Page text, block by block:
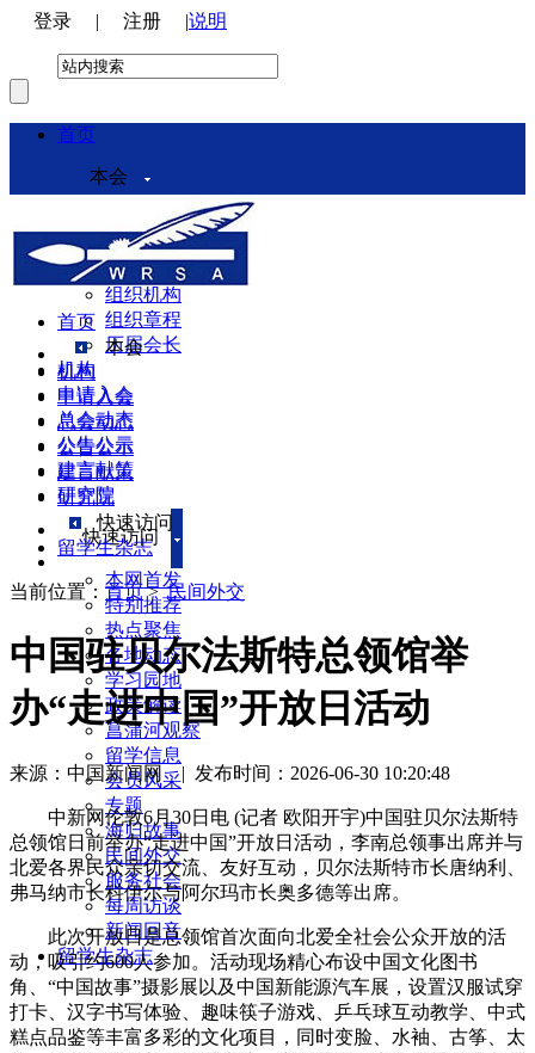
登录 | 注册 |说明
首页
本会
本会介绍
领导机构
理事会
组织机构
组织章程
历届会长
机构
申请入会
总会动态
公告公示
建言献策
研究院
快速访问
本网首发
特别推荐
热点聚焦
各地动态
学习园地
政策解读
菖蒲河观察
留学信息
会员风采
专题
海归故事
民间外交
服务社会
每周访谈
新闻回音
留学生杂志
首页
本会
机构
申请入会
总会动态
公告公示
建言献策
研究院
快速访问
留学生杂志
当前位置： 首页>民间外交
中国驻贝尔法斯特总领馆举
办“走进中国”开放日活动
来源：中国新闻网 | 发布时间：2026-06-30 10:20:48
中新网伦敦6月30日电 (记者 欧阳开宇)中国驻贝尔法斯特
总领馆日前举办“走进中国”开放日活动，李南总领事出席并与
北爱各界民众亲切交流、友好互动，贝尔法斯特市长唐纳利、
弗马纳市长科伊尔与阿尔玛市长奥多德等出席。
此次开放日是总领馆首次面向北爱全社会公众开放的活
动，吸引约600人参加。活动现场精心布设中国文化图书
角、“中国故事”摄影展以及中国新能源汽车展，设置汉服试穿
打卡、汉字书写体验、趣味筷子游戏、乒乓球互动教学、中式
糕点品鉴等丰富多彩的文化项目，同时变脸、水袖、古筝、太